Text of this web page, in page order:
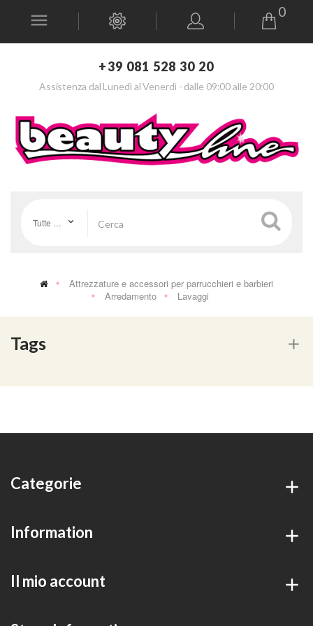
+39 081 528 30 20
Assistenza dal Lunedì al Venerdì - dalle 09:00 alle 20:00
0
Attrezzature e accessori per parrucchieri e barbieri
Arredamento
Lavaggi
Tags
Categorie
Information
Il mio account